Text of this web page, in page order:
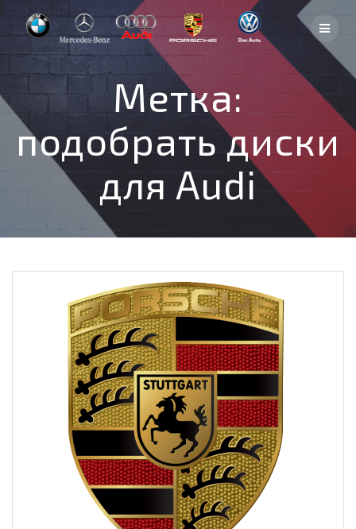
to
content
Метка:
подобрать диски
для Audi